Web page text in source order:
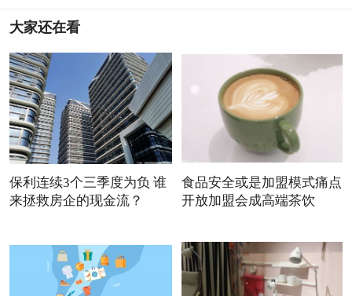
大家还在看
保利连续3个三季度为负 谁
来拯救房企的现金流？
食品安全或是加盟模式痛点
开放加盟会成高端茶饮